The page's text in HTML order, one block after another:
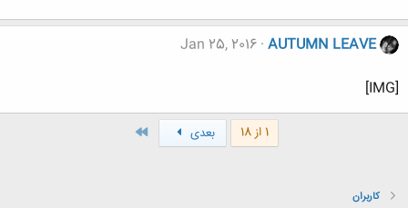
AUTUMN LEAVE
Jan 25, 2016
[IMG]
1 از 18 بعدی
کاربران